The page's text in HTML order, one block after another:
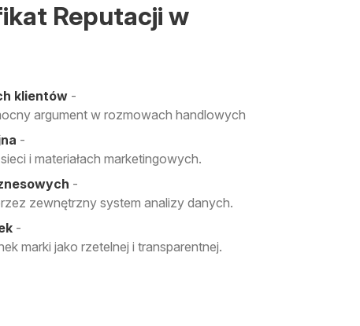
Reputacji w
klientów -
argument w rozmowach handlowych
-
i materiałach marketingowych.
-
zewnętrzny system analizy danych.
-
marki jako rzetelnej i transparentnej.